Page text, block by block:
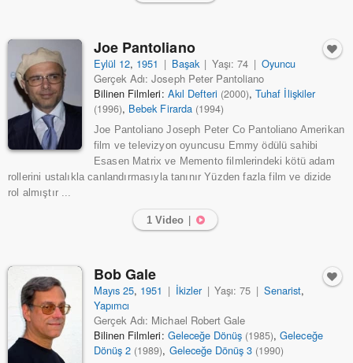
Joe Pantoliano
Eylül 12, 1951 | Başak | Yaşı: 74 | Oyuncu
Gerçek Adı: Joseph Peter Pantoliano
Bilinen Filmleri: Akıl Defteri (2000),Tuhaf İlişkiler
(1996), Bebek Firarda (1994)
Joe Pantoliano Joseph Peter Co Pantoliano Amerikan
film ve televizyon oyuncusu Emmy ödülü sahibi
Esasen Matrix ve Memento filmlerindeki kötü adam
rollerini ustalıkla canlandırmasıyla tanınır Yüzden fazla film ve dizide
rol almıştır ...
1 Video
Bob Gale
Mayıs 25, 1951 | İkizler | Yaşı: 75 | Senarist,
Yapımcı
Gerçek Adı: Michael Robert Gale
Bilinen Filmleri: Geleceğe Dönüş (1985),Geleceğe
Dönüş 2 (1989), Geleceğe Dönüş 3 (1990)